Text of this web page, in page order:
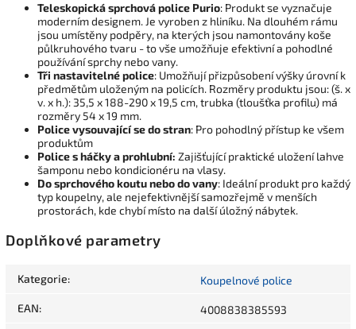
Teleskopická sprchová police Purio: Produkt se vyznačuje
moderním designem. Je vyroben z hliníku. Na dlouhém rámu
jsou umístěny podpěry, na kterých jsou namontovány koše
půlkruhového tvaru - to vše umožňuje efektivní a pohodlné
používání sprchy nebo vany.
Tři nastavitelné police: Umožňují přizpůsobení výšky úrovní k
předmětům uloženým na policích. Rozměry produktu jsou: (š. x
v. x h.): 35,5 x 188-290 x 19,5 cm, trubka (tloušťka profilu) má
rozměry 54 x 19 mm.
Police vysouvající se do stran: Pro pohodlný přístup ke všem
produktům
Police s háčky a prohlubní: Zajišťující praktické uložení lahve
šamponu nebo kondicionéru na vlasy.
Do sprchového koutu nebo do vany: Ideální produkt pro každý
typ koupelny, ale nejefektivnější samozřejmě v menších
prostorách, kde chybí místo na další úložný nábytek.
Doplňkové parametry
Kategorie: Koupelnové police
EAN: 4008838385593